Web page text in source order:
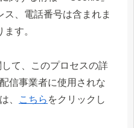
、電話番号は含まれま
す。
て、このプロセスの詳
信事業者に使用されな
、
こちら をクリックし